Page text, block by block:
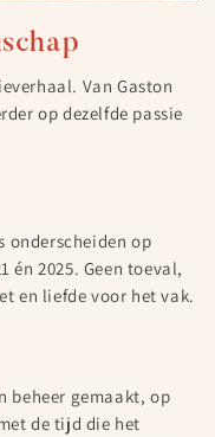
Van Gaston
op dezelfde passie
onderscheiden op
2025. Geen toeval,
en liefde voor het vak.
beheer gemaakt, op
de tijd die het